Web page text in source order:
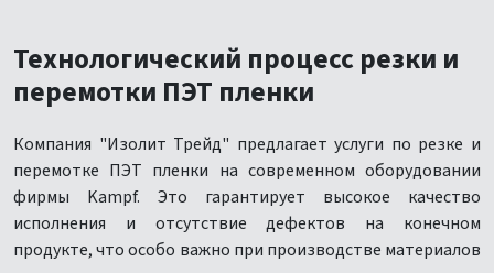
Технологический процесс резки и
перемотки ПЭТ пленки
Компания "Изолит Трейд" предлагает услуги по резке и
перемотке ПЭТ пленки на современном оборудовании
фирмы Kampf. Это гарантирует высокое качество
исполнения и отсутствие дефектов на конечном
продукте, что особо важно при производстве материалов